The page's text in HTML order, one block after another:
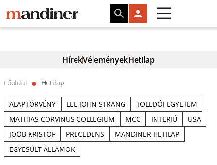
HírekVéleményekHetilap
Főoldal ⬤ Hetilap
ALAPTÖRVÉNY LEE JOHN STRANG
TOLEDÓI EGYETEM
MATHIAS CORVINUS COLLEGIUM
MCC INTERJÚ
USA
JOÓB KRISTÓF
PRECEDENS
MANDINER HETILAP
EGYESÜLT ÁLLAMOK